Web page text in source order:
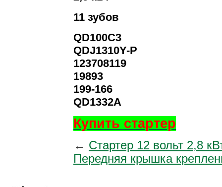
11 зубов
QD100C3
QDJ1310Y-P
123708119
19893
199-166
QD1332A
Купить стартер
← Стартер 12 вольт 2,8
Передняя крышка